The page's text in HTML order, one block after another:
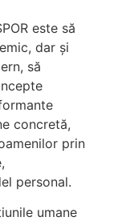
este să
dar și
să
concretă,
prin
personal.
umane